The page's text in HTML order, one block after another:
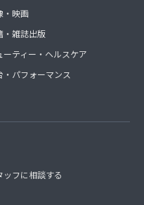
・映画
・雑誌出版
ーティー・ヘルスケア
・パフォーマンス
ッフに相談する